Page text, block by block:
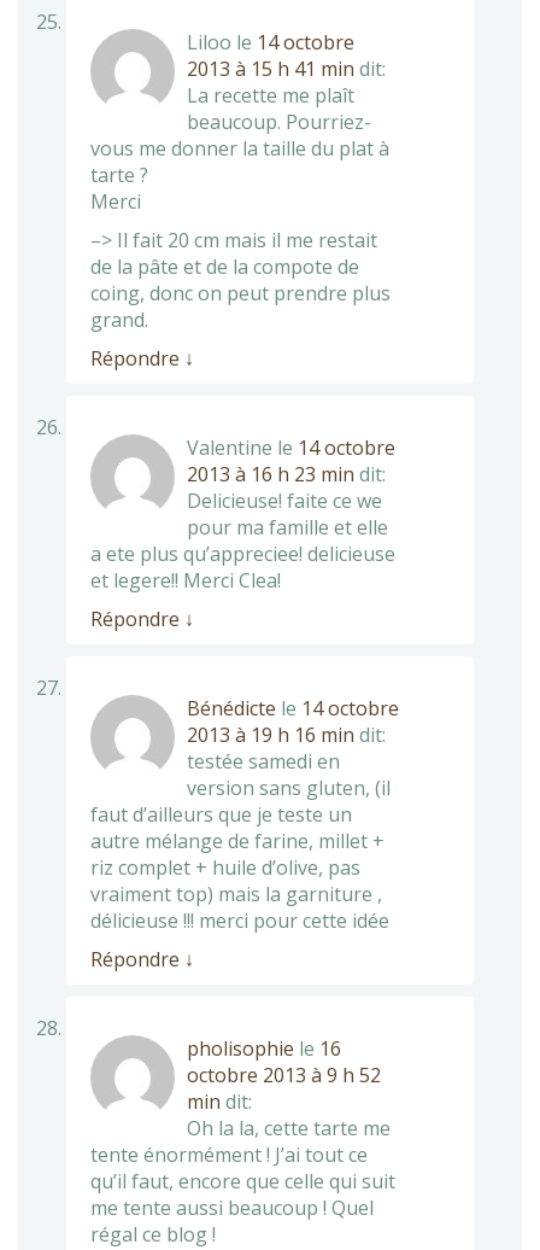
Liloo le 14 octobre
2013 à 15 h 41 min dit:
La recette me plaît
beaucoup. Pourriez-
vous me donner la taille du plat à
tarte ?
Merci
–> Il fait 20 cm mais il me restait
de la pâte et de la compote de
coing, donc on peut prendre plus
grand.
Répondre ↓
Valentine le 14 octobre
2013 à 16 h 23 min dit:
Delicieuse! faite ce we
pour ma famille et elle
a ete plus qu’appreciee! delicieuse
et legere!! Merci Clea!
Répondre ↓
Bénédicte le 14 octobre
2013 à 19 h 16 min dit:
testée samedi en
version sans gluten, (il
faut d’ailleurs que je teste un
autre mélange de farine, millet +
riz complet + huile d’olive, pas
vraiment top) mais la garniture ,
délicieuse !!! merci pour cette idée
Répondre ↓
pholisophie le 16
octobre 2013 à 9 h 52
min dit:
Oh la la, cette tarte me
tente énormément ! J’ai tout ce
qu’il faut, encore que celle qui suit
me tente aussi beaucoup ! Quel
régal ce blog !